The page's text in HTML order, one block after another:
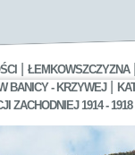
ŁEMKOWSZCZYZNA
BANICY - KRZYWEJ|
ZACHODNIEJ 1914 - 1918